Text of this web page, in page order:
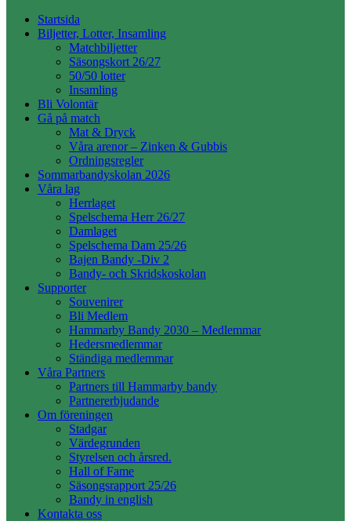
Startsida
Biljetter, Lotter, Insamling
Matchbiljetter
Säsongskort 26/27
50/50 lotter
Insamling
Bli Volontär
Gå på match
Mat & Dryck
Våra arenor – Zinken & Gubbis
Ordningsregler
Sommarbandyskolan 2026
Våra lag
Herrlaget
Spelschema Herr 26/27
Damlaget
Spelschema Dam 25/26
Bajen Bandy -Div 2
Bandy- och Skridskoskolan
Supporter
Souvenirer
Bli Medlem
Hammarby Bandy 2030 – Medlemmar
Hedersmedlemmar
Ständiga medlemmar
Våra Partners
Partners till Hammarby bandy
Partnererbjudande
Om föreningen
Stadgar
Värdegrunden
Styrelsen och årsred.
Hall of Fame
Säsongsrapport 25/26
Bandy in english
Kontakta oss